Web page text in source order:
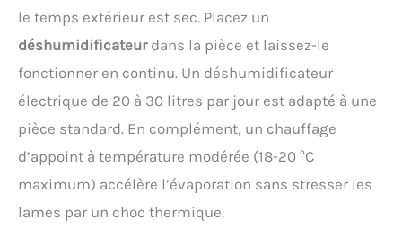
le temps extérieur est sec. Placez un
déshumidificateurdans la pièce et laissez-le
fonctionner en continu. Un déshumidificateur
électrique de 20 à 30 litres par jour est adapté à une
pièce standard. En complément, un chauffage
d’appoint à température modérée (18-20 °C
maximum) accélère l’évaporation sans stresser les
lames par un choc thermique.